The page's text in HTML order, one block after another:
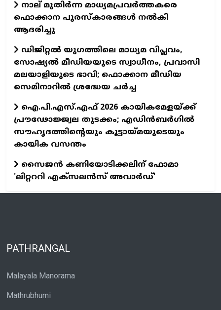
നാല് മുതിർന്ന മാധ്യമപ്രവർത്തകരെ
ഫൊക്കാന പുരസ്കാരങ്ങൾ നൽകി
ആദരിച്ചു
ഡിജിറ്റൽ യുഗത്തിലെ മാധ്യമ വിപ്ലവം,
സോഷ്യൽ മീഡിയയുടെ സ്വാധീനം, പ്രവാസി
മലയാളിയുടെ ഭാവി; ഫൊക്കാന മീഡിയ
സെമിനാറിൽ ശ്രദ്ധേയ ചർച്ച
ഐ.പി.എസ്.എഫ് 2026 കായികമേളയ്ക്ക്
പ്രൗഢോജ്ജ്വല തുടക്കം; എഡിന്‍ബര്‍ഗില്‍
സൗഹൃദത്തിന്റെയും കൂട്ടായ്മയുടെയും
കായിക വസന്തം
സൈജന്‍ കണിയോടിക്കലിന് ഫോമാ
'ലിറ്റററി എക്‌സലന്‍സ് അവാര്‍ഡ്'
PATHRANGAL
Malayala Manorama
Mathrubhumi